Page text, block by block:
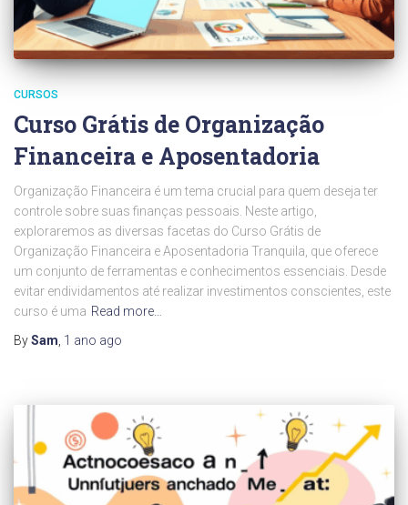
CURSOS
Curso Grátis de Organização
Financeira e Aposentadoria
Organização Financeira é um tema crucial para quem deseja ter
controle sobre suas finanças pessoais. Neste artigo,
exploraremos as diversas facetas do Curso Grátis de
Organização Financeira e Aposentadoria Tranquila, que oferece
um conjunto de ferramentas e conhecimentos essenciais. Desde
evitar endividamentos até realizar investimentos conscientes, este
curso é uma Read more…
BySam, 1 ano ago